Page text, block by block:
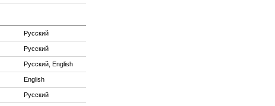
Русский
Русский
Русский, English
English
Русский